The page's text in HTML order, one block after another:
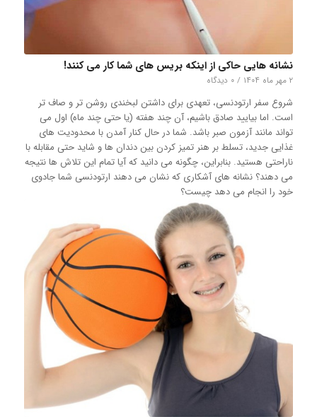
نشانه هایی حاکی از اینکه بریس های شما کار می کنند!
۲ مهر ماه ۱۴۰۴ / ۰ دیدگاه
شروع سفر ارتودنسی، تعهدی برای داشتن لبخندی روشن تر و صاف تر
است. اما بیایید صادق باشیم، آن چند هفته (یا حتی چند ماه) اول می
تواند مانند آزمون صبر باشد. شما در حال کنار آمدن با محدودیت های
غذایی جدید، تسلط بر هنر تمیز کردن بین دندان ها و شاید حتی مقابله با
ناراحتی هستید. بنابراین، چگونه می دانید که آیا تمام این تلاش ها نتیجه
می دهند؟ نشانه های آشکاری که نشان می دهند ارتودنسی شما جادوی
خود را انجام می دهد چیست؟